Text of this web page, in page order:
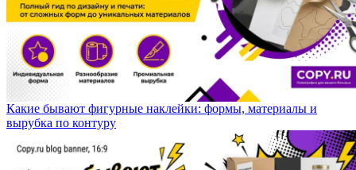
Какие бывают фигурные наклейки: формы, материалы и
вырубка по контуру